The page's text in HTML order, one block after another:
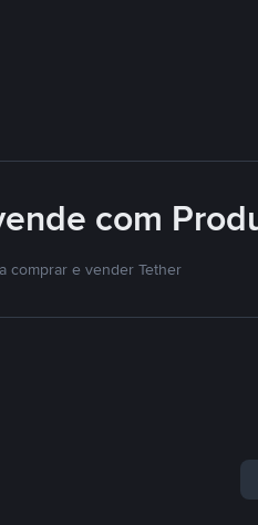
com
comprar e vender Tether